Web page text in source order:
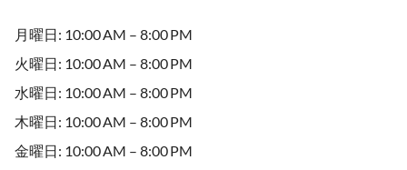
月曜日: 10:00 AM – 8:00 PM
火曜日: 10:00 AM – 8:00 PM
水曜日: 10:00 AM – 8:00 PM
木曜日: 10:00 AM – 8:00 PM
金曜日: 10:00 AM – 8:00 PM